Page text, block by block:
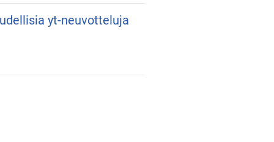
yt-neuvotteluja